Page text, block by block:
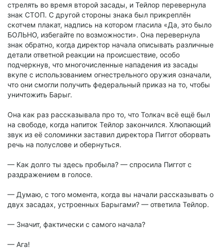
стрелять во время второй засады, и Тейлор перевернула
знак СТОП. С другой стороны знака был прикреплён
скотчем плакат, надпись на котором гласила «Да, это было
БОЛЬНО, избегайте по возможности». Она перевернула
знак обратно, когда директор начала описывать различные
детали ответной реакции на происшествие, особо
подчеркнув, что многочисленные нападения из засады
вкупе с использованием огнестрельного оружия означали,
что они смогли получить федеральный приказ на то, чтобы
уничтожить Барыг.
Она как раз рассказывала про то, что Толкач всё ещё был
на свободе, когда напиток Тейлор закончился. Хлюпающий
звук из её соломинки заставил директора Пиггот оборвать
речь на полуслове и обернуться.
— Как долго ты здесь пробыла? — спросила Пиггот с
раздражением в голосе.
— Думаю, с того момента, когда вы начали рассказывать о
двух засадах, устроенных Барыгами? — ответила Тейлор.
— Значит, фактически с самого начала?
— Ага!